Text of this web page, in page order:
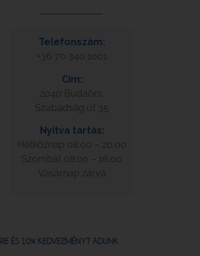
Telefonszám:
+36 70 340 1001
Cím:
2040 Budaörs,
Szabadság út 35
Nyitva tartás:
Hétköznap 08:00 – 20:00
Szombat 08:00 – 16:00
Vasárnap zárva
ÉS 10% KEDVEZMÉNYT ADUNK